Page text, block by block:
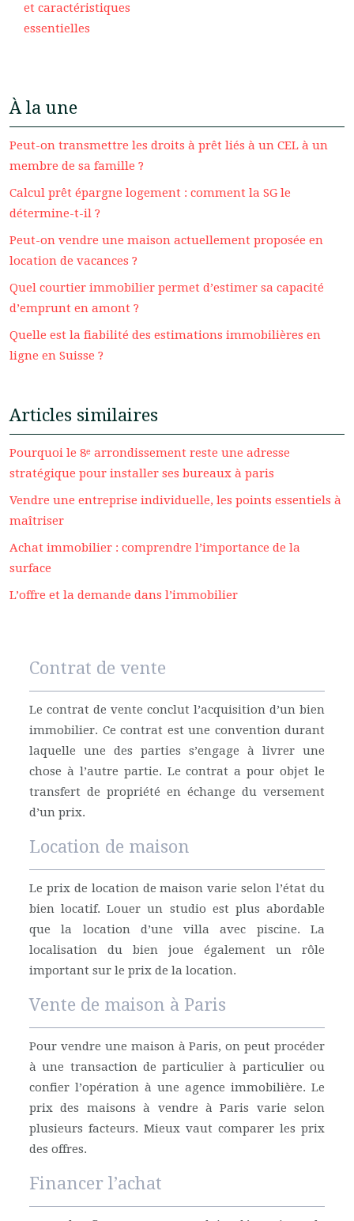
et caractéristiques
essentielles
À la une
Peut-on transmettre les droits à prêt liés à un CEL à un
membre de sa famille ?
Calcul prêt épargne logement : comment la SG le
détermine-t-il ?
Peut-on vendre une maison actuellement proposée en
location de vacances ?
Quel courtier immobilier permet d’estimer sa capacité
d’emprunt en amont ?
Quelle est la fiabilité des estimations immobilières en
ligne en Suisse ?
Articles similaires
Pourquoi le 8ᵉ arrondissement reste une adresse
stratégique pour installer ses bureaux à paris
Vendre une entreprise individuelle, les points essentiels à
maîtriser
Achat immobilier : comprendre l’importance de la
surface
L’offre et la demande dans l’immobilier
Contrat de vente
Le contrat de vente conclut l’acquisition d’un bien
immobilier. Ce contrat est une convention durant
laquelle une des parties s’engage à livrer une
chose à l’autre partie. Le contrat a pour objet le
transfert de propriété en échange du versement
d’un prix.
Location de maison
Le prix de location de maison varie selon l’état du
bien locatif. Louer un studio est plus abordable
que la location d’une villa avec piscine. La
localisation du bien joue également un rôle
important sur le prix de la location.
Vente de maison à Paris
Pour vendre une maison à Paris, on peut procéder
à une transaction de particulier à particulier ou
confier l’opération à une agence immobilière. Le
prix des maisons à vendre à Paris varie selon
plusieurs facteurs. Mieux vaut comparer les prix
des offres.
Financer l’achat